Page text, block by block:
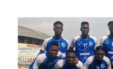
Kaloum/Milo
match